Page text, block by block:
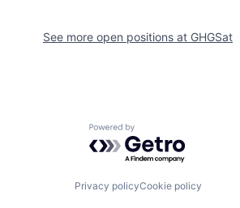
See more open positions at GHGSat
Powered by Getro.com
Privacy policyCookie policy